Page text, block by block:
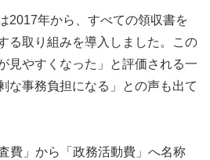
2017年から、すべての領収書を
る取り組みを導入しました。この
見やすくなった」と評価される一
な事務負担になる」との声も出て
費」から「政務活動費」へ名称